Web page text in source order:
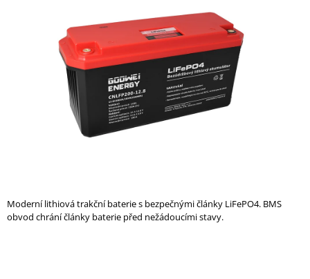
Moderní lithiová trakční baterie s bezpečnými články LiFePO4. BMS
obvod chrání články baterie před nežádoucími stavy.
D
O